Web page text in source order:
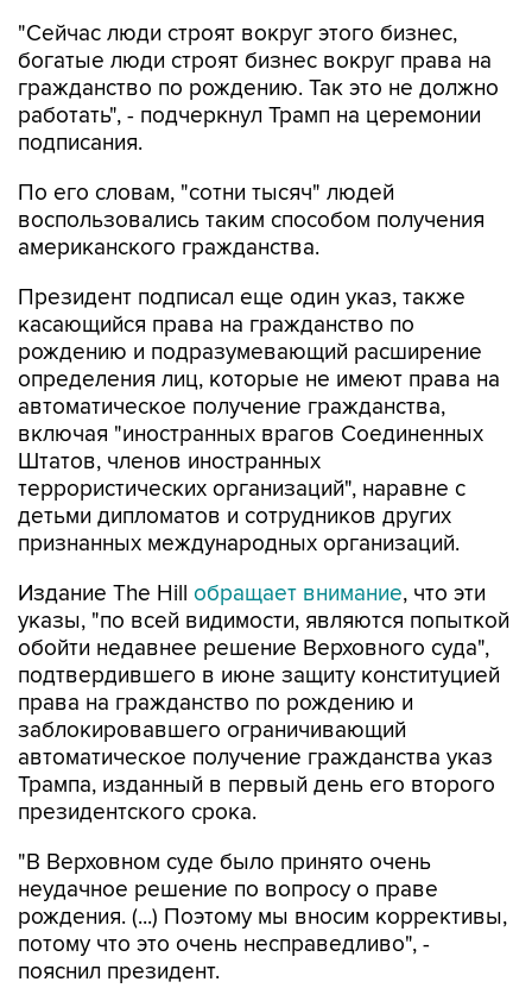
"Сейчас люди строят вокруг этого бизнес,
богатые люди строят бизнес вокруг права на
гражданство по рождению. Так это не должно
работать", - подчеркнул Трамп на церемонии
подписания.
По его словам, "сотни тысяч" людей
воспользовались таким способом получения
американского гражданства.
Президент подписал еще один указ, также
касающийся права на гражданство по
рождению и подразумевающий расширение
определения лиц, которые не имеют права на
автоматическое получение гражданства,
включая "иностранных врагов Соединенных
Штатов, членов иностранных
террористических организаций", наравне с
детьми дипломатов и сотрудников других
признанных международных организаций.
Издание The Hill обращает внимание, что эти
указы, "по всей видимости, являются попыткой
обойти недавнее решение Верховного суда",
подтвердившего в июне защиту конституцией
права на гражданство по рождению и
заблокировавшего ограничивающий
автоматическое получение гражданства указ
Трампа, изданный в первый день его второго
президентского срока.
"В Верховном суде было принято очень
неудачное решение по вопросу о праве
рождения. (...) Поэтому мы вносим коррективы,
потому что это очень несправедливо", -
пояснил президент.